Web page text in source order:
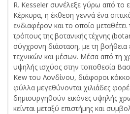
R. Kesseler συνέλεξε γύρω από το
Κέρκυρα, η έκθεση γεννά ένα
ενδιαφέρον και το οποίο
τρόπους της βοτανικής τέχνης
σύγχρονη διάσταση, με τη
τεχνικών και μέσων. Μέσα από τη
υψηλής ισχύος στην τοποθεσία
Kew του Λονδίνου, διάφοροι
φύλλα μεγεθύνονται χιλιάδες
δημιουργηθούν εικόνες υψηλής
κείνται μεταξύ επιστήμης και